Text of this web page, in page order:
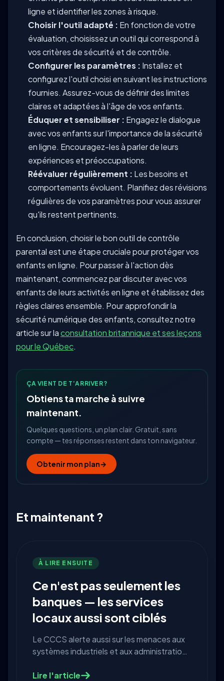
ligne et identifier les zones à risque.
Choisir l'outil adapté : En fonction de votre
évaluation, choisissez un outil qui correspond à
vos critères de sécurité et de contrôle.
Configurer les paramètres : Installez et
configurez l'outil choisi en suivant les instructions
fournies. Assurez-vous de définir des limites
claires et adaptées à l'âge de vos enfants.
Éduquer et sensibiliser : Engagez le dialogue
avec vos enfants sur l'importance de la sécurité
en ligne. Encouragez-les à parler de leurs
expériences et préoccupations.
Réévaluer régulièrement : Les besoins et
comportements évoluent. Planifiez des révisions
régulières de vos paramètres pour vous assurer
qu'ils restent pertinents.
En conclusion, choisir le bon outil de contrôle
parental est une étape cruciale pour protéger vos
enfants en ligne. Pour passer à l'action dès
maintenant, commencez par discuter avec vos
enfants de leurs activités en ligne et établissez des
règles claires ensemble. Pour approfondir la
sécurité numérique des enfants, consultez notre
article sur laconsultation britannique et ses leçons
pour le Québec.
ÇA VIENT DE T’ARRIVER?
Obtiens ta marche à suivre
maintenant.
Quelques questions, un plan clair. Gratuit, sans
compte — tes réponses restent dans ton navigateur.
Obtenir mon plan→
Et maintenant ?
À LIRE ENSUITE
Ce n'est pas seulement les
banques — les services
locaux aussi sont ciblés
Le CCCS alerte aussi sur les menaces aux
systèmes industriels et aux administrations
services municipaux intéressent les
Lire l'article